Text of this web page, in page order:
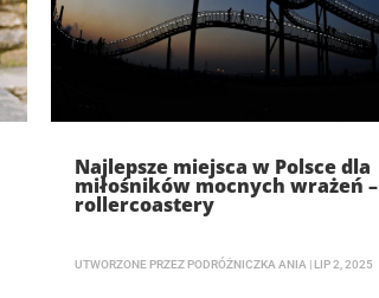
Najlepsze miejsca w Polsce dla
miłośników mocnych wrażeń –
rollercoastery
UTWORZONE PRZEZ PODRÓŻNICZKA ANIA | LIP 2, 2025